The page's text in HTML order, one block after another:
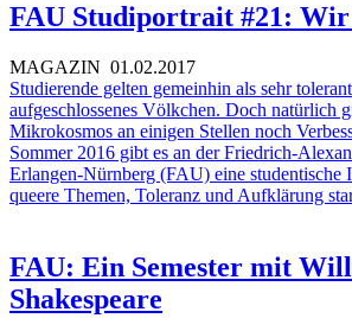
FAU Studiportrait #21: Wir
MAGAZIN 01.02.2017
Studierende gelten gemeinhin als sehr
aufgeschlossenes Völkchen. Doch natürlich
Mikrokosmos an einigen Stellen noch
Sommer 2016 gibt es an der Friedrich-
Erlangen-Nürnberg (FAU) eine studentische
queere Themen, Toleranz und Aufklärung
FAU: Ein Semester mit
Shakespeare